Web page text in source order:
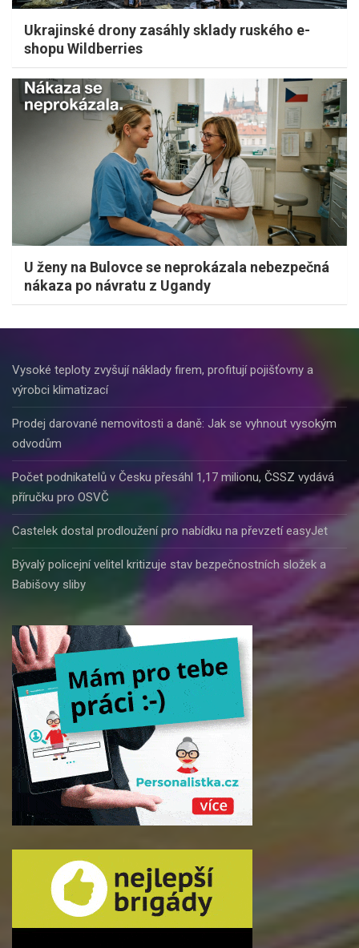
Ukrajinské drony zasáhly sklady ruského e-
shopu Wildberries
U ženy na Bulovce se neprokázala nebezpečná
nákaza po návratu z Ugandy
Vysoké teploty zvyšují náklady firem, profitují pojišťovny a
výrobci klimatizací
Prodej darované nemovitosti a daně: Jak se vyhnout vysokým
odvodům
Počet podnikatelů v Česku přesáhl 1,17 milionu, ČSSZ vydává
příručku pro OSVČ
Castelek dostal prodloužení pro nabídku na převzetí easyJet
Bývalý policejní velitel kritizuje stav bezpečnostních složek a
Babišovy sliby